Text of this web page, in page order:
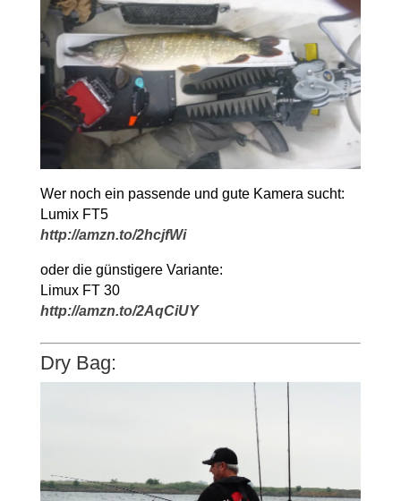
Wer noch ein passende und gute Kamera sucht:
Lumix FT5
http://amzn.to/2hcjfWi
oder die günstigere Variante:
Limux FT 30
http://amzn.to/2AqCiUY
Dry Bag: